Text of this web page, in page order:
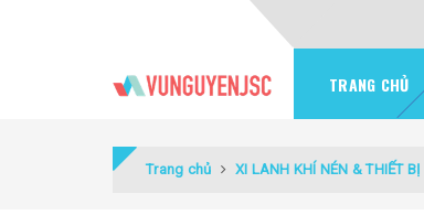
TRANG CHỦ
Trang chủ XI LANH KHÍ NÉN & THIẾT